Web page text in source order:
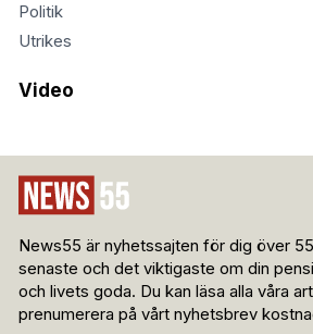
Politik
Utrikes
Video
News55 är nyhetssajten för dig över
senaste och det viktigaste om din
och livets goda. Du kan läsa alla våra
prenumerera på vårt nyhetsbrev